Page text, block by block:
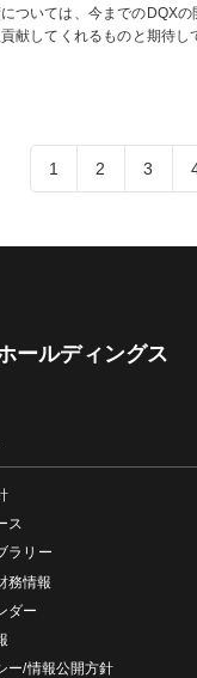
ついては、今までのDQX
献してくれるものと期待し
1 2 3
ールディングス
ス
ラリー
務情報
ダー
ー/情報公開方針